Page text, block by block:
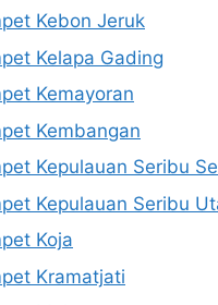
Kebon Jeruk
Kelapa Gading
Kemayoran
Kembangan
Kepulauan Seribu
Kepulauan Seribu
Koja
Kramatjati